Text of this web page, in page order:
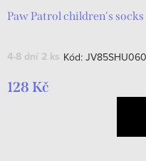
Paw Patrol children's socks
4-8 dní 2 ks Kód:
128 Kč